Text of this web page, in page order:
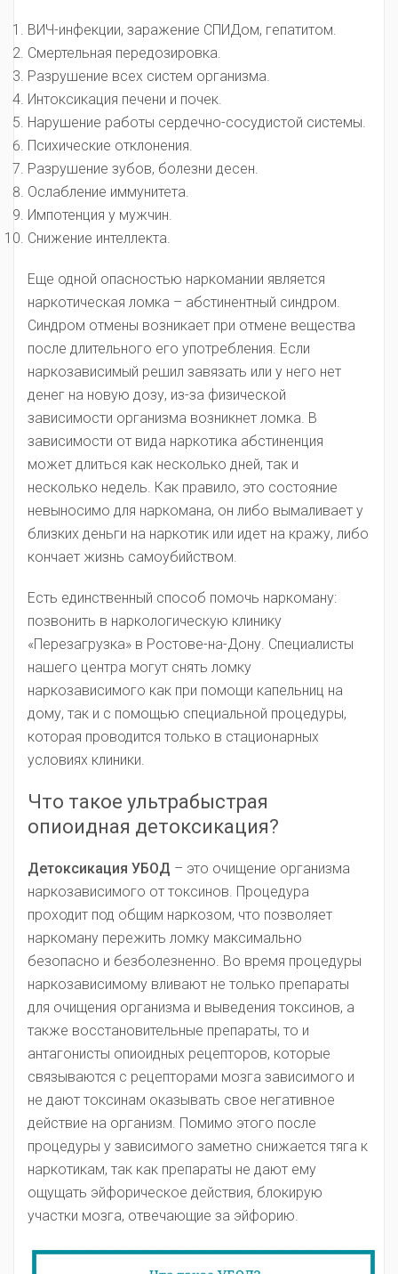
ВИЧ-инфекции, заражение СПИДом, гепатитом.
Смертельная передозировка.
Разрушение всех систем организма.
Интоксикация печени и почек.
Нарушение работы сердечно-сосудистой системы.
Психические отклонения.
Разрушение зубов, болезни десен.
Ослабление иммунитета.
Импотенция у мужчин.
Снижение интеллекта.
Еще одной опасностью наркомании является
наркотическая ломка – абстинентный синдром.
Синдром отмены возникает при отмене вещества
после длительного его употребления. Если
наркозависимый решил завязать или у него нет
денег на новую дозу, из-за физической
зависимости организма возникнет ломка. В
зависимости от вида наркотика абстиненция
может длиться как несколько дней, так и
несколько недель. Как правило, это состояние
невыносимо для наркомана, он либо вымаливает у
близких деньги на наркотик или идет на кражу, либо
кончает жизнь самоубийством.
Есть единственный способ помочь наркоману:
позвонить в наркологическую клинику
«Перезагрузка» в Ростове-на-Дону. Специалисты
нашего центра могут снять ломку
наркозависимого как при помощи капельниц на
дому, так и с помощью специальной процедуры,
которая проводится только в стационарных
условиях клиники.
Что такое ультрабыстрая
опиоидная детоксикация?
Детоксикация УБОД – это очищение организма
наркозависимого от токсинов. Процедура
проходит под общим наркозом, что позволяет
наркоману пережить ломку максимально
безопасно и безболезненно. Во время процедуры
наркозависимому вливают не только препараты
для очищения организма и выведения токсинов, а
также восстановительные препараты, то и
антагонисты опиоидных рецепторов, которые
связываются с рецепторами мозга зависимого и
не дают токсинам оказывать свое негативное
действие на организм. Помимо этого после
процедуры у зависимого заметно снижается тяга к
наркотикам, так как препараты не дают ему
ощущать эйфорическое действия, блокирую
участки мозга, отвечающие за эйфорию.